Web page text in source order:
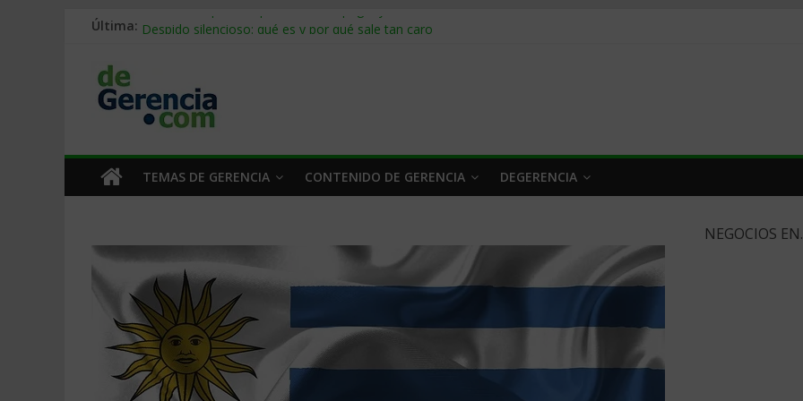
Última: Stablecoins para empresas: cómo pagar y cobrar en 2026
Trabajo forzoso en la cadena de suministro: qué hacer
Mercado hispano de EE. UU.: cómo segmentarlo y venderle
TEMAS DE GERENCIA CONTENIDO DE GERENCIA DEGERENCIA
NEGOCIOS